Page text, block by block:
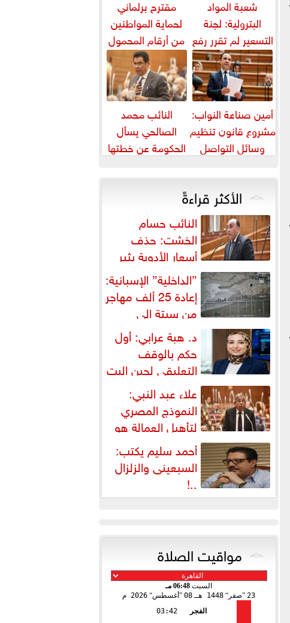
شعبة المواد
البترولية: لجنة
التسعير لم تقرر رفع
أسعار البنزين
والسولار حتى...
مقترح برلماني
لحماية المواطنين
من أرقام المحمول
المجهولة
أمين صناعة النواب:
مشروع قانون تنظيم
وسائل التواصل
العميق ويحمي...
النائب محمد
الصالحي يسأل
الحكومة عن خطتها
اللحوم
الأكثر قراءةً
النائب حسام
الخشت: حذف
أسعار الأدوية يثير
إشكالية دستورية ويهدد حق
المواطن...
”الداخلية” الإسبانية:
إعادة 25 ألف مهاجر
من سبتة إلى
المغرب... وارتفاع حصيلة...
د. هبة عرابي: أول
حكم بالوقف
التعليقي لحين البت
في الطعن على... علاء عبد النبي:
النموذج المصري
لتأهيل العمالة هو
البديل العملي والأمثل لأزمات...
أحمد سليم يكتب:
السبعينى والزلزال
..!
مواقيت الصلاة
السبت 06:48 مـ
23 صفر 1448 هـ 08 أغسطس 2026 م
الفجر
03:42